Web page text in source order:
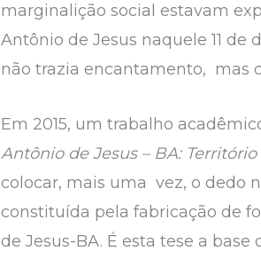
marginalição social estavam
Antônio de Jesus naquele 11
não trazia encantamento, mas
Em 2015, um trabalho
Antônio de Jesus – BA:
colocar, mais uma vez, o dedo
constituída pela fabricação de
de Jesus-BA. É esta tese a